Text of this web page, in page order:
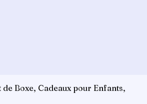
Boxe, Cadeaux pour Enfants,